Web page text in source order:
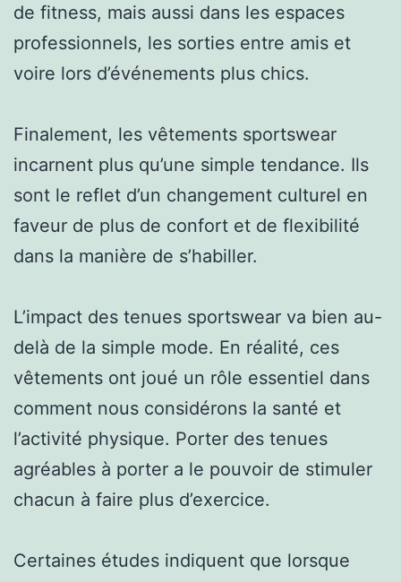
de fitness, mais aussi dans les espaces
professionnels, les sorties entre amis et
voire lors d’événements plus chics.
Finalement, les vêtements sportswear
incarnent plus qu’une simple tendance. Ils
sont le reflet d’un changement culturel en
faveur de plus de confort et de flexibilité
dans la manière de s’habiller.
L’impact des tenues sportswear va bien au-
delà de la simple mode. En réalité, ces
vêtements ont joué un rôle essentiel dans
comment nous considérons la santé et
l’activité physique. Porter des tenues
agréables à porter a le pouvoir de stimuler
chacun à faire plus d’exercice.
Certaines études indiquent que lorsque